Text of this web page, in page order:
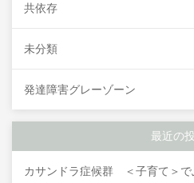
共依存
未分類
発達障害グレーゾーン
最近の
カサンドラ症候群 ＜子育て＞で